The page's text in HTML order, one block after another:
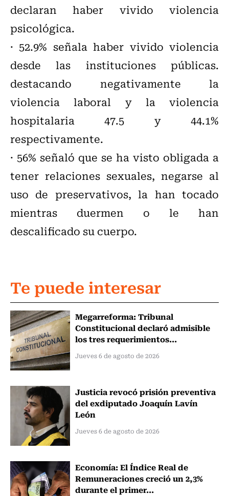
declaran haber vivido violencia
psicológica.
· 52.9% señala haber vivido violencia
desde las instituciones públicas.
destacando negativamente la
violencia laboral y la violencia
hospitalaria 47.5 y 44.1%
respectivamente.
· 56% señaló que se ha visto obligada a
tener relaciones sexuales, negarse al
uso de preservativos, la han tocado
mientras duermen o le han
descalificado su cuerpo.
Te puede interesar
Megarreforma: Tribunal
Constitucional declaró admisible
los tres requerimientos...
Jueves 6 de agosto de 2026
Justicia revocó prisión preventiva
del exdiputado Joaquín Lavín
León
Jueves 6 de agosto de 2026
Economía: El Índice Real de
Remuneraciones creció un 2,3%
durante el primer...